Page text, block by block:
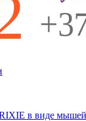
в виде